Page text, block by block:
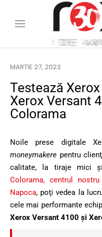
MARTIE 27, 2023
Testează
Xerox Versant
Colorama
Noile prese digitale
moneymakere pentru
calitate, la tiraje mici
Colorama, centrul
Napoca, poţi vedea la
cele mai performante
Xerox Versant 4100 și